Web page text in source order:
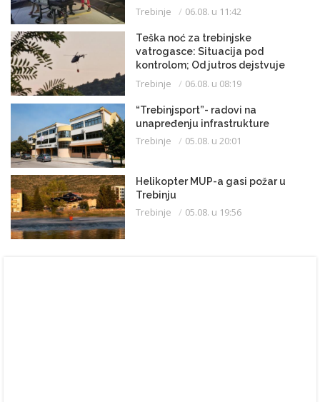
Beograda
Trebinje 06.08. u 11:42
Teška noć za trebinjske
vatrogasce: Situacija pod
kontrolom; Od jutros dejstvuje
helikopter
Trebinje 06.08. u 08:19
“Trebinjsport”- radovi na
unapređenju infrastrukture
Trebinje 05.08. u 20:01
Helikopter MUP-a gasi požar u
Trebinju
Trebinje 05.08. u 19:56